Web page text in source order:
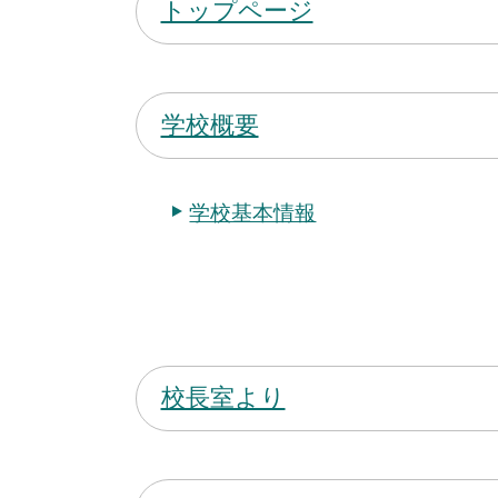
トップページ
学校概要
学校基本情報
校長室より